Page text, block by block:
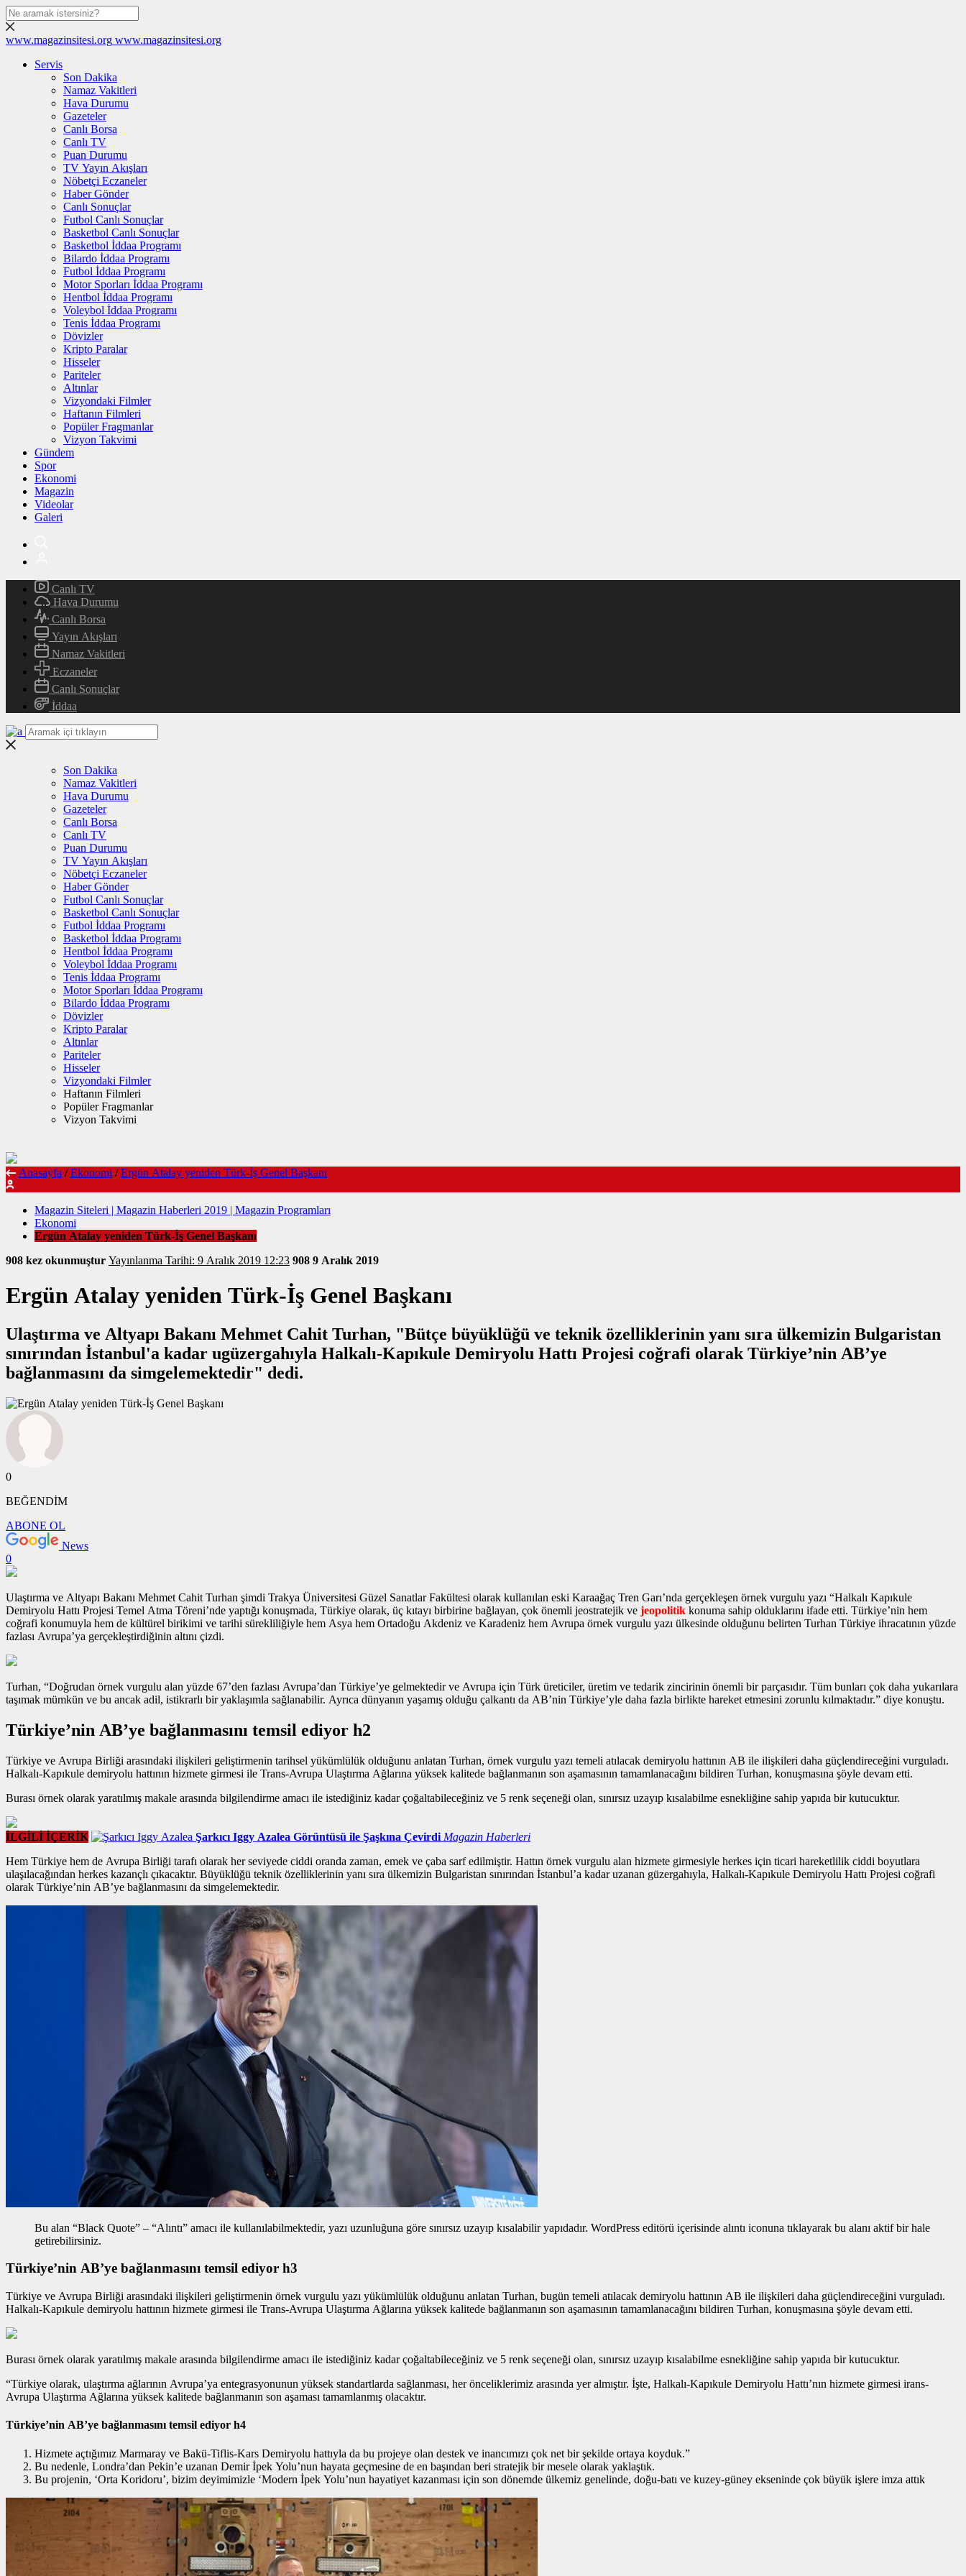
www.magazinsitesi.org www.magazinsitesi.org
Servis
Son Dakika
Namaz Vakitleri
Hava Durumu
Gazeteler
Canlı Borsa
Canlı TV
Puan Durumu
TV Yayın Akışları
Nöbetçi Eczaneler
Haber Gönder
Canlı Sonuçlar
Futbol Canlı Sonuçlar
Basketbol Canlı Sonuçlar
Basketbol İddaa Programı
Bilardo İddaa Programı
Futbol İddaa Programı
Motor Sporları İddaa Programı
Hentbol İddaa Programı
Voleybol İddaa Programı
Tenis İddaa Programı
Dövizler
Kripto Paralar
Hisseler
Pariteler
Altınlar
Vizyondaki Filmler
Haftanın Filmleri
Popüler Fragmanlar
Vizyon Takvimi
Gündem
Spor
Ekonomi
Magazin
Videolar
Galeri
Canlı TV
Hava Durumu
Canlı Borsa
Yayın Akışları
Namaz Vakitleri
Eczaneler
Canlı Sonuçlar
İddaa
Son Dakika
Namaz Vakitleri
Hava Durumu
Gazeteler
Canlı Borsa
Canlı TV
Puan Durumu
TV Yayın Akışları
Nöbetçi Eczaneler
Haber Gönder
Futbol Canlı Sonuçlar
Basketbol Canlı Sonuçlar
Futbol İddaa Programı
Basketbol İddaa Programı
Hentbol İddaa Programı
Voleybol İddaa Programı
Tenis İddaa Programı
Motor Sporları İddaa Programı
Bilardo İddaa Programı
Dövizler
Kripto Paralar
Altınlar
Pariteler
Hisseler
Vizyondaki Filmler
Haftanın Filmleri
Popüler Fragmanlar
Vizyon Takvimi
Anasayfa / Ekonomi / Ergün Atalay yeniden Türk-İş Genel Başkanı
Magazin Siteleri | Magazin Haberleri 2019 | Magazin Programları
Ekonomi
Ergün Atalay yeniden Türk-İş Genel Başkanı
908 kez okunmuştur
Yayınlanma Tarihi: 9 Aralık 2019 12:23 908 9 Aralık 2019
Ergün Atalay yeniden Türk-İş Genel Başkanı
Ulaştırma ve Altyapı Bakanı Mehmet Cahit Turhan, "Bütçe büyüklüğü ve teknik özelliklerinin yanı sıra ülkemizin Bulgaristan
sınırından İstanbul'a kadar ugüzergahıyla Halkalı-Kapıkule Demiryolu Hattı Projesi coğrafi olarak Türkiye’nin AB’ye
bağlanmasını da simgelemektedir" dedi.
0
BEĞENDİM
ABONE OL
News
0
Ulaştırma ve Altyapı Bakanı Mehmet Cahit Turhan şimdi Trakya Üniversitesi Güzel Sanatlar Fakültesi olarak kullanılan eski Karaağaç Tren Garı’nda gerçekleşen örnek vurgulu yazı “Halkalı Kapıkule
Demiryolu Hattı Projesi Temel Atma Töreni’nde yaptığı konuşmada, Türkiye olarak, üç kıtayı birbirine bağlayan, çok önemli jeostratejik ve jeopolitik konuma sahip olduklarını ifade etti. Türkiye’nin hem
coğrafi konumuyla hem de kültürel birikimi ve tarihi sürekliliğiyle hem Asya hem Ortadoğu Akdeniz ve Karadeniz hem Avrupa örnek vurgulu yazı ülkesinde olduğunu belirten Turhan Türkiye ihracatının yüzde
fazlası Avrupa’ya gerçekleştirdiğinin altını çizdi.
Turhan, “Doğrudan örnek vurgulu alan yüzde 67’den fazlası Avrupa’dan Türkiye’ye gelmektedir ve Avrupa için Türk üreticiler, üretim ve tedarik zincirinin önemli bir parçasıdır. Tüm bunları çok daha yukarılara
taşımak mümkün ve bu ancak adil, istikrarlı bir yaklaşımla sağlanabilir. Ayrıca dünyanın yaşamış olduğu çalkantı da AB’nin Türkiye’yle daha fazla birlikte hareket etmesini zorunlu kılmaktadır.” diye konuştu.
Türkiye’nin AB’ye bağlanmasını temsil ediyor h2
Türkiye ve Avrupa Birliği arasındaki ilişkileri geliştirmenin tarihsel yükümlülük olduğunu anlatan Turhan, örnek vurgulu yazı temeli atılacak demiryolu hattının AB ile ilişkileri daha güçlendireceğini vurguladı.
Halkalı-Kapıkule demiryolu hattının hizmete girmesi ile Trans-Avrupa Ulaştırma Ağlarına yüksek kalitede bağlanmanın son aşamasının tamamlanacağını bildiren Turhan, konuşmasına şöyle devam etti.
Burası örnek olarak yaratılmış makale arasında bilgilendirme amacı ile istediğiniz kadar çoğaltabileceğiniz ve 5 renk seçeneği olan, sınırsız uzayıp kısalabilme esnekliğine sahip yapıda bir kutucuktur.
İLGİLİ İÇERİK Şarkıcı Iggy Azalea Görüntüsü ile Şaşkına Çevirdi Magazin Haberleri
Hem Türkiye hem de Avrupa Birliği tarafı olarak her seviyede ciddi oranda zaman, emek ve çaba sarf edilmiştir. Hattın örnek vurgulu alan hizmete girmesiyle herkes için ticari hareketlilik ciddi boyutlara
ulaşılacağından herkes kazançlı çıkacaktır. Büyüklüğü teknik özelliklerinin yanı sıra ülkemizin Bulgaristan sınırından İstanbul’a kadar uzanan güzergahıyla, Halkalı-Kapıkule Demiryolu Hattı Projesi coğrafi
olarak Türkiye’nin AB’ye bağlanmasını da simgelemektedir.
Bu alan “Black Quote” – “Alıntı” amacı ile kullanılabilmektedir, yazı uzunluğuna göre sınırsız uzayıp kısalabilir yapıdadır. WordPress editörü içerisinde alıntı iconuna tıklayarak bu alanı aktif bir hale
getirebilirsiniz.
Türkiye’nin AB’ye bağlanmasını temsil ediyor h3
Türkiye ve Avrupa Birliği arasındaki ilişkileri geliştirmenin örnek vurgulu yazı yükümlülük olduğunu anlatan Turhan, bugün temeli atılacak demiryolu hattının AB ile ilişkileri daha güçlendireceğini vurguladı.
Halkalı-Kapıkule demiryolu hattının hizmete girmesi ile Trans-Avrupa Ulaştırma Ağlarına yüksek kalitede bağlanmanın son aşamasının tamamlanacağını bildiren Turhan, konuşmasına şöyle devam etti.
Burası örnek olarak yaratılmış makale arasında bilgilendirme amacı ile istediğiniz kadar çoğaltabileceğiniz ve 5 renk seçeneği olan, sınırsız uzayıp kısalabilme esnekliğine sahip yapıda bir kutucuktur.
“Türkiye olarak, ulaştırma ağlarının Avrupa’ya entegrasyonunun yüksek standartlarda sağlanması, her önceliklerimiz arasında yer almıştır. İşte, Halkalı-Kapıkule Demiryolu Hattı’nın hizmete girmesi irans-
Avrupa Ulaştırma Ağlarına yüksek kalitede bağlanmanın son aşaması tamamlanmış olacaktır.
Türkiye’nin AB’ye bağlanmasını temsil ediyor h4
Hizmete açtığımız Marmaray ve Bakü-Tiflis-Kars Demiryolu hattıyla da bu projeye olan destek ve inancımızı çok net bir şekilde ortaya koyduk.”
Bu nedenle, Londra’dan Pekin’e uzanan Demir İpek Yolu’nun hayata geçmesine de en başından beri stratejik bir mesele olarak yaklaştık.
Bu projenin, ‘Orta Koridoru’, bizim deyimimizle ‘Modern İpek Yolu’nun hayatiyet kazanması için son dönemde ülkemiz genelinde, doğu-batı ve kuzey-güney ekseninde çok büyük işlere imza attık